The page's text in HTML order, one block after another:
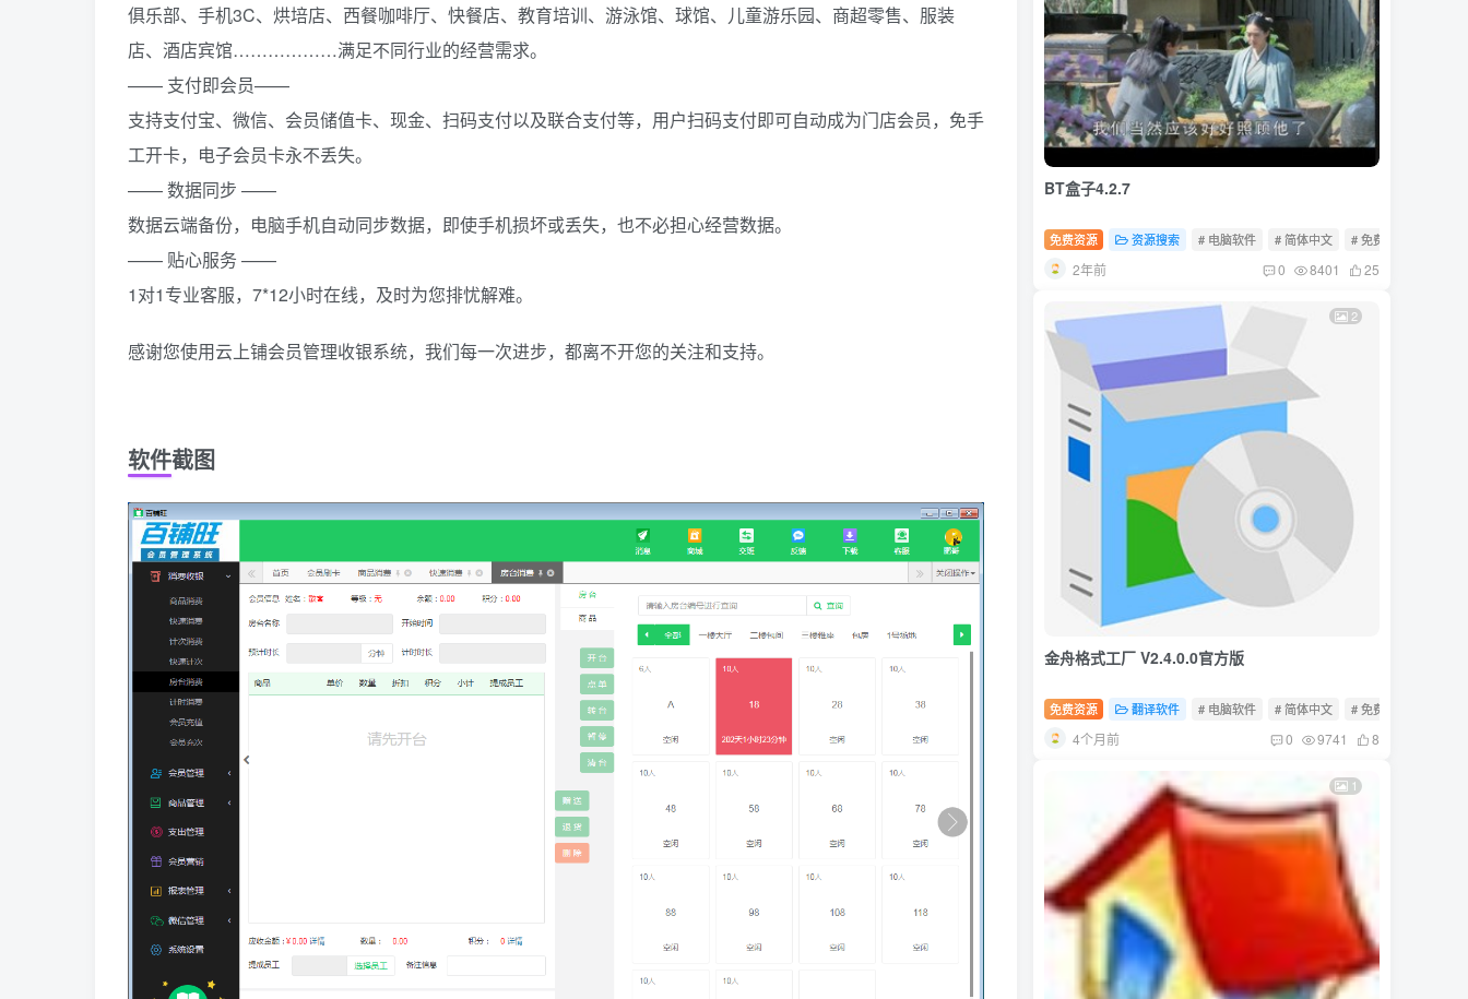
俱乐部、手机3C、烘培店、西餐咖啡厅、快餐店、教育培训、游泳馆、球馆、儿童游乐园、商超零售、服装
店、酒店宾馆………………满足不同行业的经营需求。
—— 支付即会员——
支持支付宝、微信、会员储值卡、现金、扫码支付以及联合支付等，用户扫码支付即可自动成为门店会员，免手
工开卡，电子会员卡永不丢失。
—— 数据同步 ——
数据云端备份，电脑手机自动同步数据，即使手机损坏或丢失，也不必担心经营数据。
—— 贴心服务 ——
1对1专业客服，7*12小时在线，及时为您排忧解难。
感谢您使用云上铺会员管理收银系统，我们每一次进步，都离不开您的关注和支持。
软件截图
BT盒子4.2.7
免费资源 资源搜索 # 电脑软件 # 简体中文 # 免费软件
2年前 0 8401 25
2
金舟格式工厂 V2.4.0.0官方版
免费资源 翻译软件 # 电脑软件 # 简体中文 # 免费软件
4个月前 0 9741 8
1